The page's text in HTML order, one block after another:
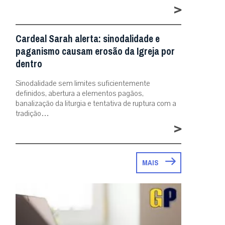
>
Cardeal Sarah alerta: sinodalidade e
paganismo causam erosão da Igreja por
dentro
Sinodalidade sem limites suficientemente
definidos, abertura a elementos pagãos,
banalização da liturgia e tentativa de ruptura com a
tradição…
>
MAIS